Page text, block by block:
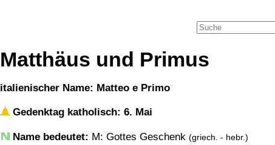
Matthäus und Primus
italienischer Name: Matteo e Primo
Gedenktag katholisch: 6. Mai
Name bedeutet: M: Gottes Geschenk (griech. - hebr.)